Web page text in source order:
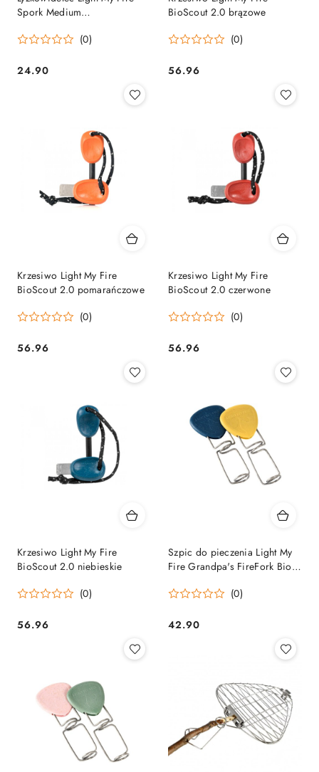
Spork Medium
My Fire
(0)
Cena:
24.90
BioScout 2.0 brązowe
(0)
Cena:
56.96
Krzesiwo Light My Fire
BioScout 2.0 pomarańczowe
(0)
Cena:
56.96
Krzesiwo Light My Fire
BioScout 2.0 czerwone
(0)
Cena:
56.96
Krzesiwo Light My Fire
BioScout 2.0 niebieskie
(0)
Cena:
56.96
Szpic do pieczenia Light My
Fire Grandpa's FireFork Bio
(0)
Cena:
42.90